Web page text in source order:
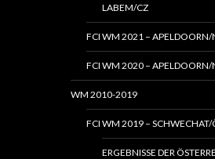
LABEM/CZ
FCI WM 2021 – APELDOORN/
FCI WM 2020 – APELDOORN/
WM 2010-2019
FCI WM 2019 – SCHWECHAT/
ERGEBNISSE DER